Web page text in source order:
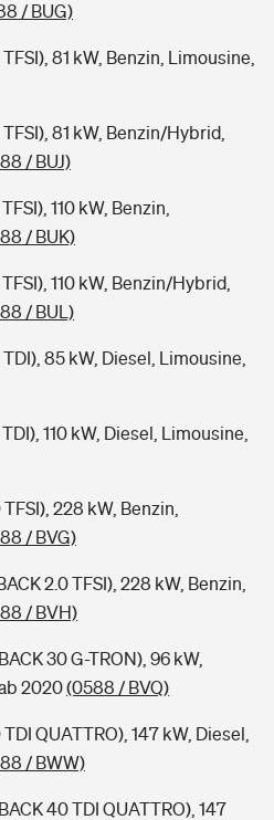
/ BUG)
81 kW, Benzin, Limousine,
81 kW, Benzin/Hybrid,
/ BUJ)
110 kW, Benzin,
/ BUK)
110 kW, Benzin/Hybrid,
/ BUL)
85 kW, Diesel, Limousine,
110 kW, Diesel, Limousine,
228 kW, Benzin,
/ BVG)
2.0 TFSI), 228 kW, Benzin,
/ BVH)
30 G-TRON), 96 kW,
2020(0588 / BVQ)
QUATTRO), 147 kW, Diesel,
/ BWW)
40 TDI QUATTRO), 147